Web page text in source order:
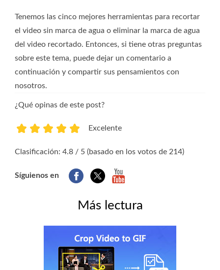
Tenemos las cinco mejores herramientas para recortar
el video sin marca de agua o eliminar la marca de agua
del video recortado. Entonces, si tiene otras preguntas
sobre este tema, puede dejar un comentario a
continuación y compartir sus pensamientos con
nosotros.
¿Qué opinas de este post?
Excelente
Clasificación: 4.8 / 5 (basado en los votos de 214)
Síguienos en
Más lectura